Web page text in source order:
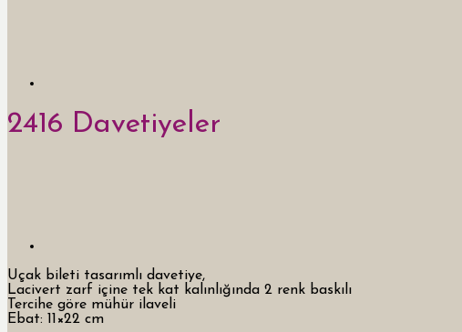
2416 Davetiyeler
Uçak bileti tasarımlı davetiye,
Lacivert zarf içine tek kat kalınlığında 2 renk baskılı
Tercihe göre mühür ilaveli
Ebat: 11×22 cm